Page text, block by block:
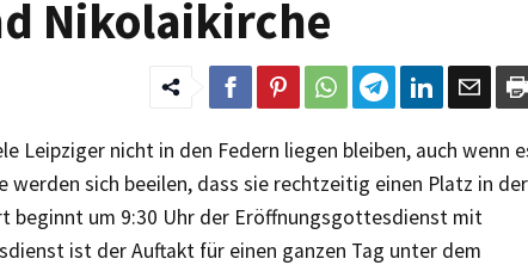
Nikolaikirche
Leipziger nicht in den Federn liegen bleiben, auch wenn
werden sich beeilen, dass sie rechtzeitig einen Platz in der
beginnt um 9:30 Uhr der Eröffnungsgottesdienst mit
ist der Auftakt für einen ganzen Tag unter dem